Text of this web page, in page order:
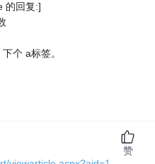
的回复:]
个 a标签。
赞